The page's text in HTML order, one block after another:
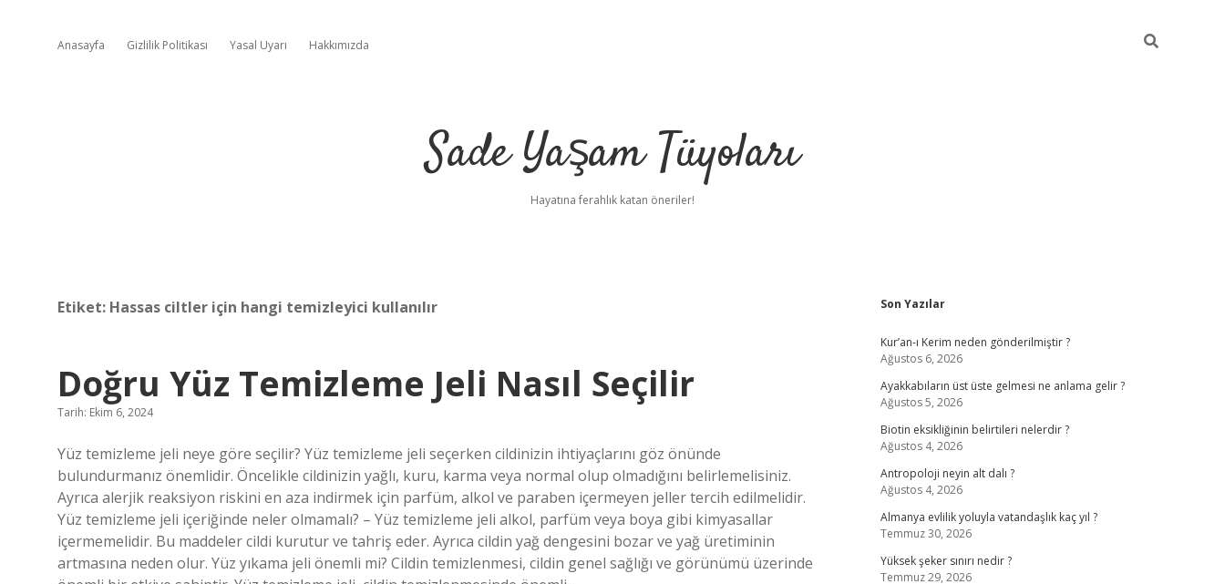
Anasayfa Gizlilik Politikası Yasal Uyarı Hakkımızda
Sade Yaşam Tüyoları
Hayatına ferahlık katan öneriler!
Etiket: Hassas ciltler için hangi temizleyici kullanılır
Doğru Yüz Temizleme Jeli Nasıl Seçilir
Tarih: Ekim 6, 2024
Yüz temizleme jeli neye göre seçilir? Yüz temizleme jeli seçerken cildinizin ihtiyaçlarını göz önünde
bulundurmanız önemlidir. Öncelikle cildinizin yağlı, kuru, karma veya normal olup olmadığını belirlemelisiniz.
Ayrıca alerjik reaksiyon riskini en aza indirmek için parfüm, alkol ve paraben içermeyen jeller tercih edilmelidir.
Yüz temizleme jeli içeriğinde neler olmamalı? – Yüz temizleme jeli alkol, parfüm veya boya gibi kimyasallar
içermemelidir. Bu maddeler cildi kurutur ve tahriş eder. Ayrıca cildin yağ dengesini bozar ve yağ üretiminin
artmasına neden olur. Yüz yıkama jeli önemli mi? Cildin temizlenmesi, cildin genel sağlığı ve görünümü üzerinde
Sidebar
Son Yazılar
Kur’an-ı Kerim neden gönderilmiştir ?
Ağustos 6, 2026
Ayakkabıların üst üste gelmesi ne anlama gelir ?
Ağustos 5, 2026
Biotin eksikliğinin belirtileri nelerdir ?
Ağustos 4, 2026
Antropoloji neyin alt dalı ?
Ağustos 4, 2026
Almanya evlilik yoluyla vatandaşlık kaç yıl ?
Temmuz 30, 2026
Yüksek şeker sınırı nedir ?
Temmuz 29, 2026